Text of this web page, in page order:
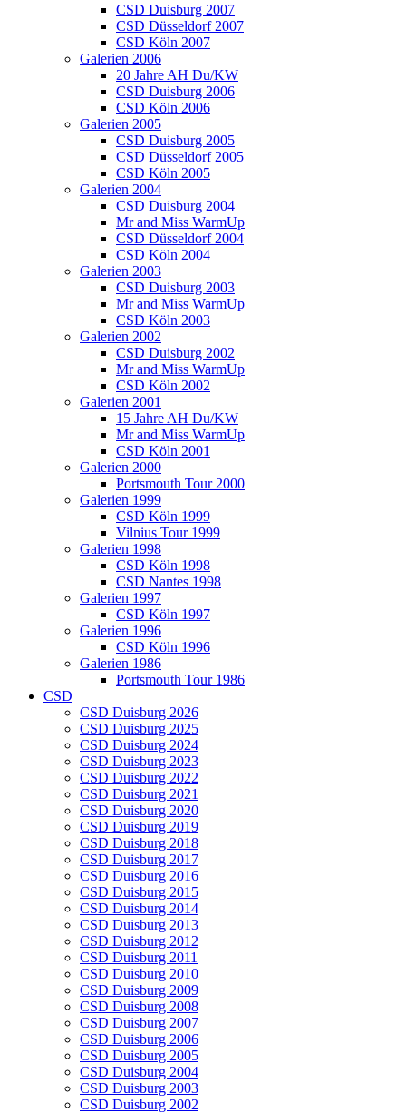
CSD Duisburg 2007
CSD Düsseldorf 2007
CSD Köln 2007
Galerien 2006
20 Jahre AH Du/KW
CSD Duisburg 2006
CSD Köln 2006
Galerien 2005
CSD Duisburg 2005
CSD Düsseldorf 2005
CSD Köln 2005
Galerien 2004
CSD Duisburg 2004
Mr and Miss WarmUp
CSD Düsseldorf 2004
CSD Köln 2004
Galerien 2003
CSD Duisburg 2003
Mr and Miss WarmUp
CSD Köln 2003
Galerien 2002
CSD Duisburg 2002
Mr and Miss WarmUp
CSD Köln 2002
Galerien 2001
15 Jahre AH Du/KW
Mr and Miss WarmUp
CSD Köln 2001
Galerien 2000
Portsmouth Tour 2000
Galerien 1999
CSD Köln 1999
Vilnius Tour 1999
Galerien 1998
CSD Köln 1998
CSD Nantes 1998
Galerien 1997
CSD Köln 1997
Galerien 1996
CSD Köln 1996
Galerien 1986
Portsmouth Tour 1986
CSD
CSD Duisburg 2026
CSD Duisburg 2025
CSD Duisburg 2024
CSD Duisburg 2023
CSD Duisburg 2022
CSD Duisburg 2021
CSD Duisburg 2020
CSD Duisburg 2019
CSD Duisburg 2018
CSD Duisburg 2017
CSD Duisburg 2016
CSD Duisburg 2015
CSD Duisburg 2014
CSD Duisburg 2013
CSD Duisburg 2012
CSD Duisburg 2011
CSD Duisburg 2010
CSD Duisburg 2009
CSD Duisburg 2008
CSD Duisburg 2007
CSD Duisburg 2006
CSD Duisburg 2005
CSD Duisburg 2004
CSD Duisburg 2003
CSD Duisburg 2002